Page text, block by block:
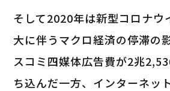
そして2020年は新型コロナウ
大に伴うマクロ経済の停滞の
スコミ四媒体広告費が2兆
ち込んだ一方、インターネッ